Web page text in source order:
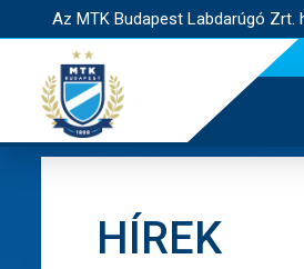
Az MTK Budapest Labdarúgó Zrt.
HÍREK